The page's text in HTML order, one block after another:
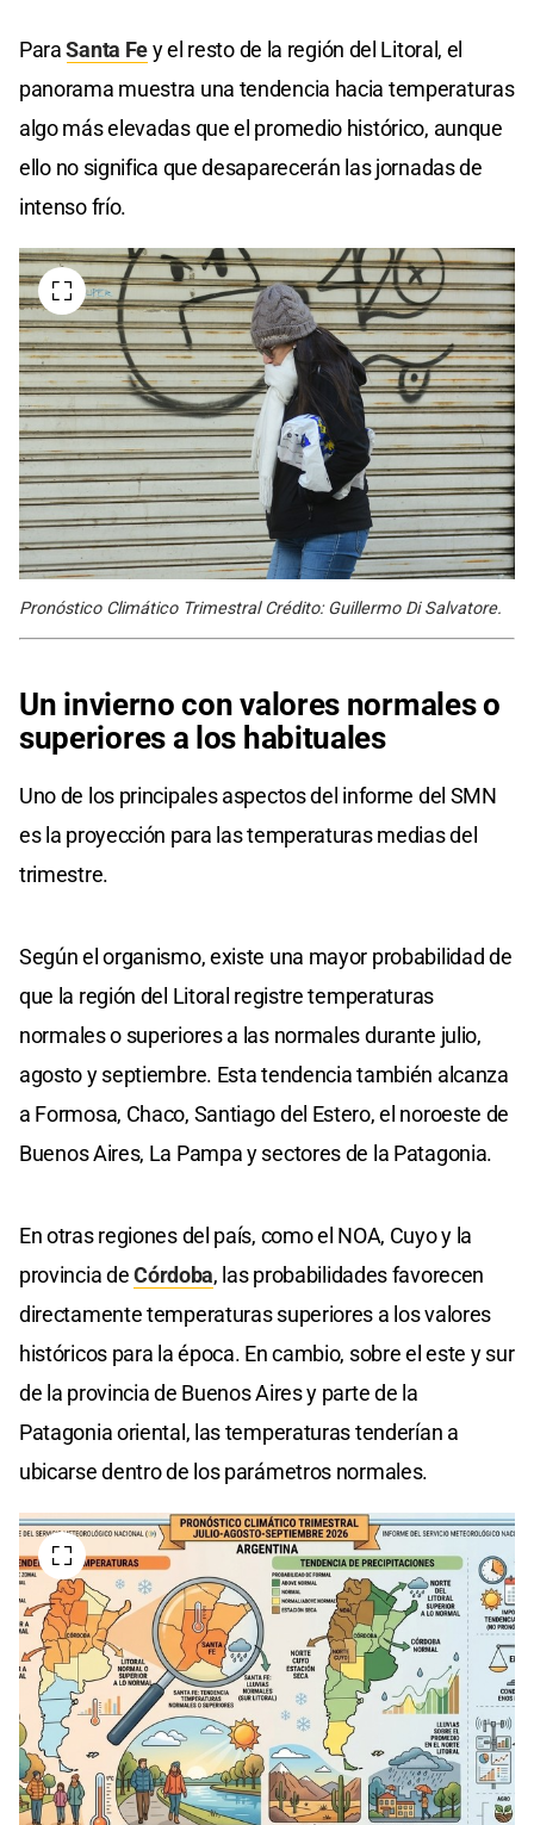
ParaSanta Fey el resto de la región del Litoral, el
panorama muestra una tendencia hacia temperaturas
algo más elevadas que el promedio histórico, aunque
ello no significa que desaparecerán las jornadas de
intenso frío.
Pronóstico Climático Trimestral Crédito: Guillermo Di Salvatore.
Un invierno con valores normales o
superiores a los habituales
Uno de los principales aspectos del informe del SMN
es la proyección para las temperaturas medias del
trimestre.
Según el organismo, existe una mayor probabilidad de
que la región del Litoral registre temperaturas
normales o superiores a las normales durante julio,
agosto y septiembre. Esta tendencia también alcanza
a Formosa, Chaco, Santiago del Estero, el noroeste de
Buenos Aires, La Pampa y sectores de la Patagonia.
En otras regiones del país, como el NOA, Cuyo y la
provincia deCórdoba, las probabilidades favorecen
directamente temperaturas superiores a los valores
históricos para la época. En cambio, sobre el este y sur
de la provincia de Buenos Aires y parte de la
Patagonia oriental, las temperaturas tenderían a
ubicarse dentro de los parámetros normales.